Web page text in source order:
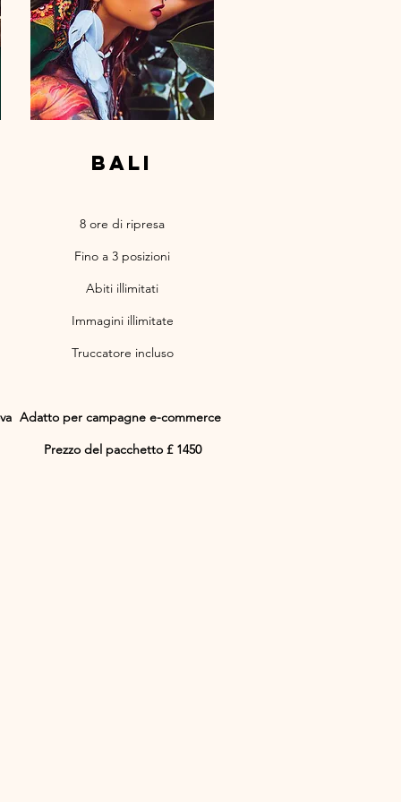
bali
8 ore di ripresa
Fino a 3 posizioni
Abiti illimitati
Immagini illimitate
Truccatore incluso
Adatto per campagne e-commerce
Prezzo del pacchetto £ 1450